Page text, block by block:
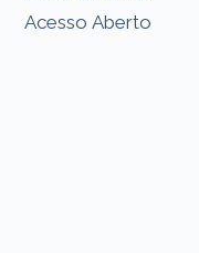
Acesso Aberto